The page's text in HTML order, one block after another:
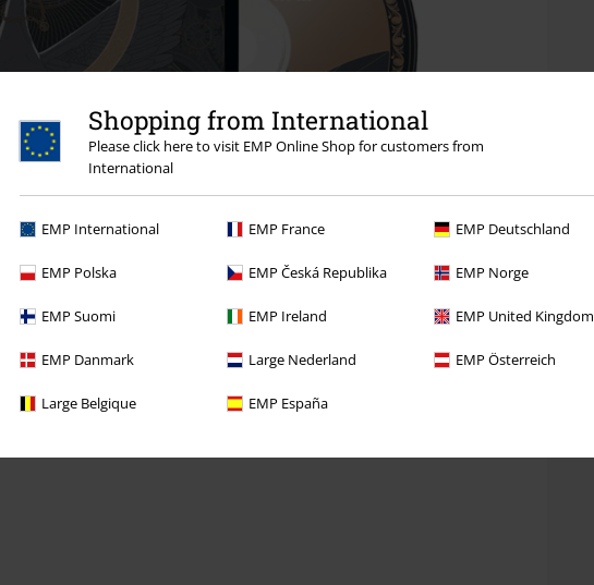
Shopping from International
Please click here to visit EMP Online Shop for customers from
International
EMP International EMP France EMP Deutschland
EMP Polska EMP Česká Republika EMP Norge
EMP Suomi EMP Ireland EMP United Kingdom
EMP Danmark Large Nederland EMP Österreich
Large Belgique EMP España